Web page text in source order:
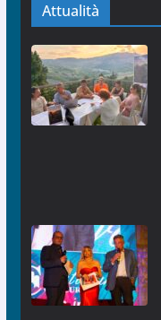
Attualità